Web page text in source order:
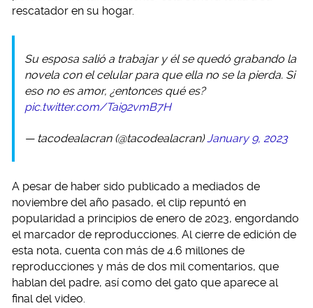
rescatador en su hogar.
Su esposa salió a trabajar y él se quedó grabando la
novela con el celular para que ella no se la pierda. Si
eso no es amor, ¿entonces qué es?
pic.twitter.com/Tai92vmB7H
— tacodealacran (@tacodealacran)January 9, 2023
A pesar de haber sido publicado a mediados de
noviembre del año pasado, el clip repuntó en
popularidad a principios de enero de 2023, engordando
el marcador de reproducciones. Al cierre de edición de
esta nota, cuenta con más de 4.6 millones de
reproducciones y más de dos mil comentarios, que
hablan del padre, así como del gato que aparece al
final del video.